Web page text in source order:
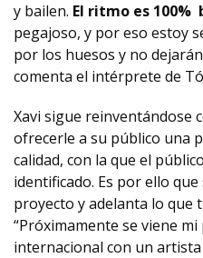
y bailen. El ritmo es 100%
pegajoso, y por eso estoy
por los huesos y no
comenta el intérprete de
Xavi sigue reinventándose
ofrecerle a su público una
calidad, con la que el
identificado. Es por ello
proyecto y adelanta lo que
“Próximamente se viene
internacional con un